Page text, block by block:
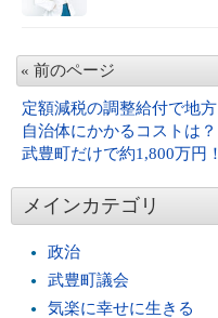
« 前のページ
定額減税の調整給付で地方
自治体にかかるコストは？
武豊町だけで約1,800万円！
メインカテゴリ
政治
武豊町議会
気楽に幸せに生きる